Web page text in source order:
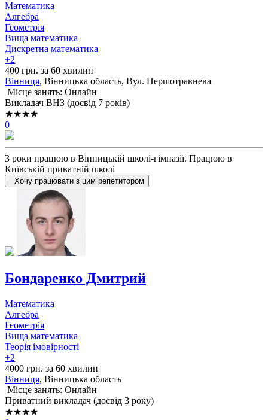
Математика
Алгебра
Геометрія
Вища математика
Дискретна математика
+2
400 грн. за 60 хвилин
Вінниця, Вінницька область, Вул. Першотравнева
Місце занять: Онлайн
Викладач ВНЗ (досвід 7 років)
★★★★
0
3 роки працюю в Вінницькій школі-гімназії. Працюю в
Київській приватній школі
Хочу працювати з цим репетитором
Бондаренко Дмитрий
Математика
Алгебра
Геометрія
Вища математика
Теорія імовірності
+2
4000 грн. за 60 хвилин
Вінниця, Вінницька область
Місце занять: Онлайн
Приватний викладач (досвід 3 року)
★★★★